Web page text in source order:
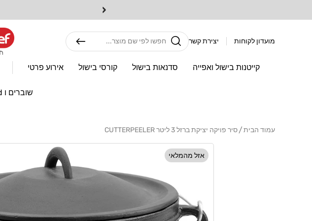
‹
מועדון לקוחות יצירת קשר
קייטנות בישול ואפייה סדנאות בישול קורסי בישול אירוע פרטי
שוברים ו Gift Card
עמוד הבית סיר פויקה יציקת ברזל 3 ליטר CUTTERPEELER
דלג
לפרטי
המוצר
אזל מהמלאי